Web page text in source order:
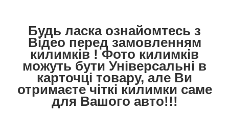
Будь ласка ознайомтесь з
Відео перед замовленням
килимків ! Фото килимків
можуть бути Універсальні в
карточці товару, але Ви
отримаєте чіткі килимки саме
для Вашого авто!!!